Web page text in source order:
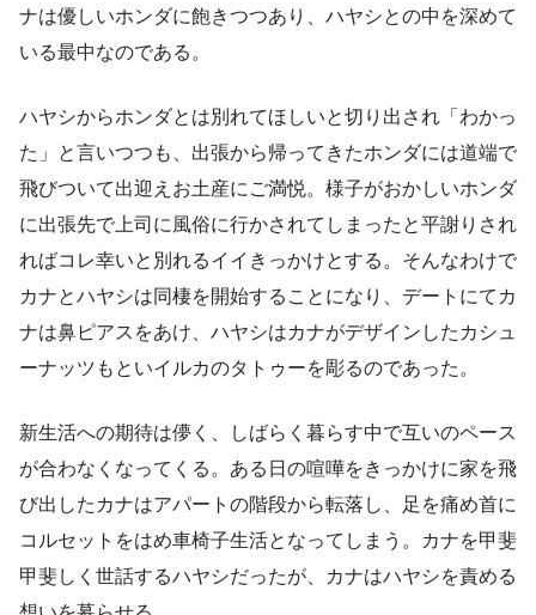
ナは優しいホンダに飽きつつあり、ハヤシとの中を深めて
いる最中なのである。
ハヤシからホンダとは別れてほしいと切り出され「わかっ
た」と言いつつも、出張から帰ってきたホンダには道端で
飛びついて出迎えお土産にご満悦。様子がおかしいホンダ
に出張先で上司に風俗に行かされてしまったと平謝りされ
ればコレ幸いと別れるイイきっかけとする。そんなわけで
カナとハヤシは同棲を開始することになり、デートにてカ
ナは鼻ピアスをあけ、ハヤシはカナがデザインしたカシュ
ーナッツもといイルカのタトゥーを彫るのであった。
新生活への期待は儚く、しばらく暮らす中で互いのペース
が合わなくなってくる。ある日の喧嘩をきっかけに家を飛
び出したカナはアパートの階段から転落し、足を痛め首に
コルセットをはめ車椅子生活となってしまう。カナを甲斐
甲斐しく世話するハヤシだったが、カナはハヤシを責める